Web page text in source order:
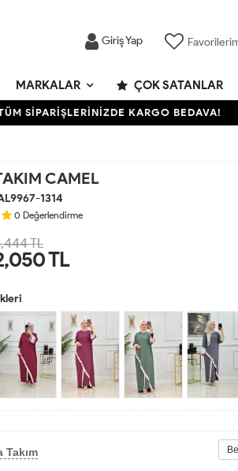
Giriş Yap
MARKALAR ÇOK SATANLAR
SİPARİŞLERİNİZDE KARGO BEDAVA!
CAMEL
1314
0 Değerlendirme
TL
TL
Takım